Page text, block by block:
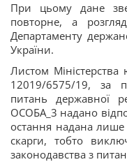
При цьому дане
повторне, а
Департаменту
України.
Листом
12019/6575/19, за
питань державної
ОСОБА_3 надано
остання надана лише
скарги, тобто
законодавства з